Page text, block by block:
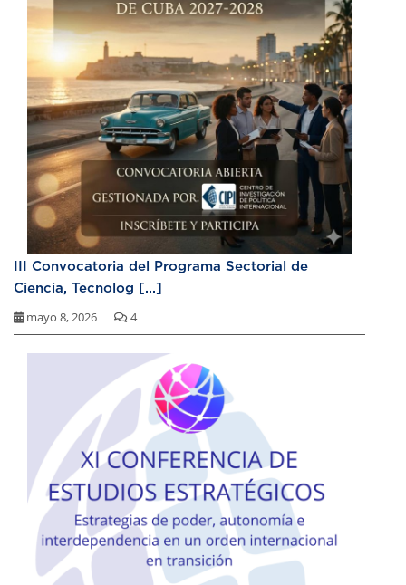
III Convocatoria del Programa Sectorial de
Ciencia, Tecnolog [...]
mayo 8, 2026 4